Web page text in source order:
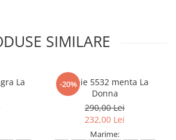
SIMILARE
La
-20%
Rochie 5532 menta La
Donna
290,00 Lei
232,00 Lei
Marime: